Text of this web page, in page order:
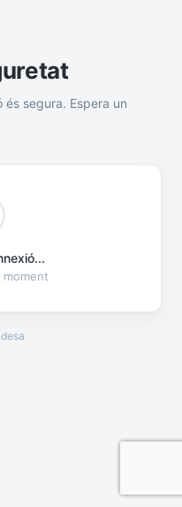
segura. Espera un
moment